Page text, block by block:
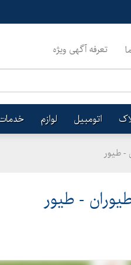
تعرفه آگهی ویژه
اتومبیل لوازم
- طیور
- طیور